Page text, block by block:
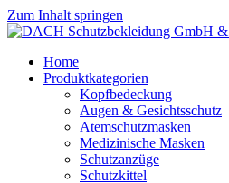
Zum Inhalt springen
Home
Produktkategorien
Kopfbedeckung
Augen & Gesichtsschutz
Atemschutzmasken
Medizinische Masken
Schutzanzüge
Schutzkittel